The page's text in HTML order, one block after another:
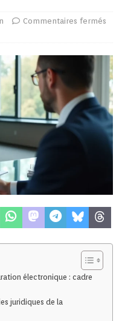
Commentaires fermés
électronique : cadre
juridiques de la